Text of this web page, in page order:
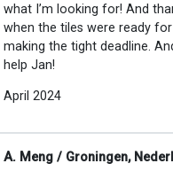
what I’m looking for! And
when the tiles were ready
making the tight deadline.
help Jan!
April 2024
A. Meng / Groningen,